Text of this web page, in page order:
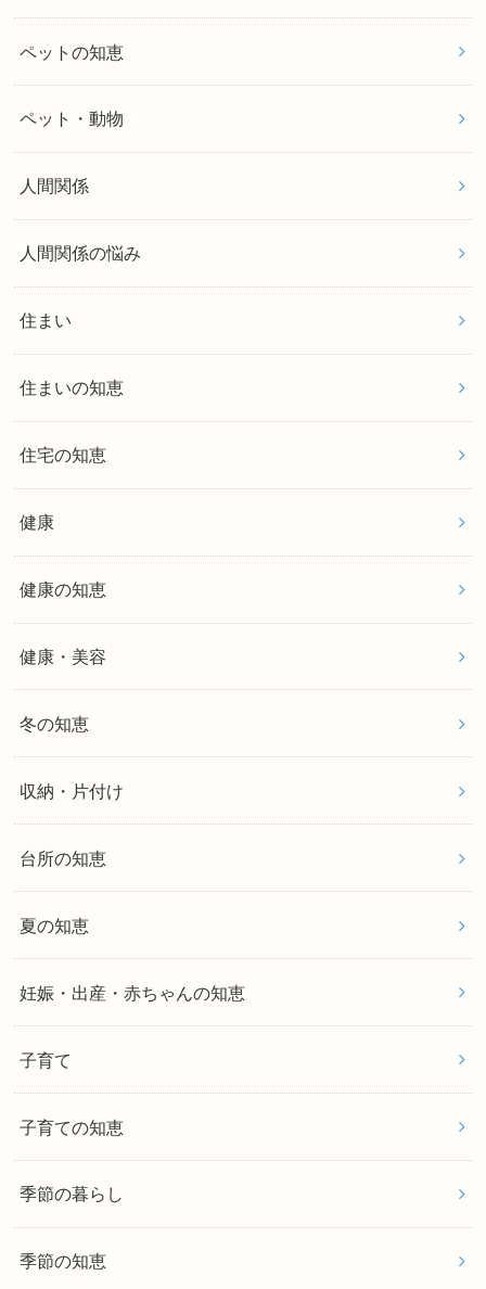
ペットの知恵
ペット・動物
人間関係
人間関係の悩み
住まい
住まいの知恵
住宅の知恵
健康
健康の知恵
健康・美容
冬の知恵
収納・片付け
台所の知恵
夏の知恵
妊娠・出産・赤ちゃんの知恵
子育て
子育ての知恵
季節の暮らし
季節の知恵